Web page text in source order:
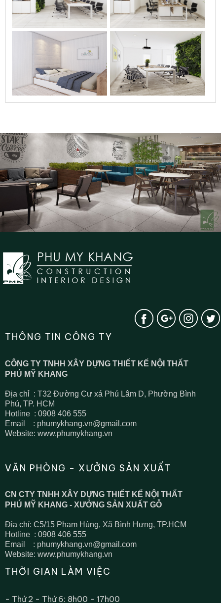
THÔNG TIN CÔNG TY
CÔNG TY TNHH XÂY DỰNG THIẾT KẾ NỘI THẤT
PHÚ MỸ KHANG
Địa chỉ : T32 Đường Cư xá Phú Lâm D, Phường Bình
Phú, TP. HCM
​Hotline : 0908 406 555
Email : phumykhang.vn@gmail.com
Website: www.phumykhang.vn
VĂN PHÒNG - XƯỞNG SẢN XUẤT
CN CTY TNHH XÂY DỰNG THIẾT KẾ NỘI THẤT
PHÚ MỸ KHANG - XƯỞNG SẢN XUẤT GỖ
Địa chỉ: C5/15 Phạm Hùng, Xã Bình Hưng, TP.HCM
Hotline : 0908 406 555
Email : phumykhang.vn@gmail.com
Website: www.phumykhang.vn
THỜI GIAN LÀM VIỆC
- Thứ 2 - Thứ 6: 8h00 - 17h00